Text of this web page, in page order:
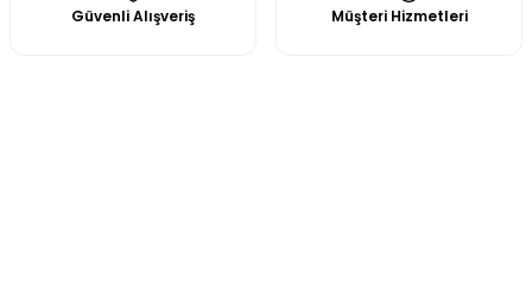
Güvenli Alışveriş Müşteri Hizmetleri